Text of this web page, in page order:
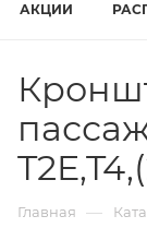
АКЦИИ
Главная —